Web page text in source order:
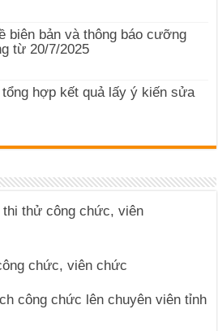
biên bản và thông báo cưỡng
từ 20/7/2025
hợp kết quả lấy ý kiến sửa